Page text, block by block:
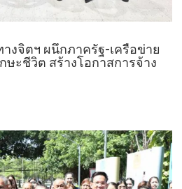
งจิตฯ ผนึกภาครัฐ-เครือข่าย
ษะชีวิต สร้างโอกาสการจ้าง